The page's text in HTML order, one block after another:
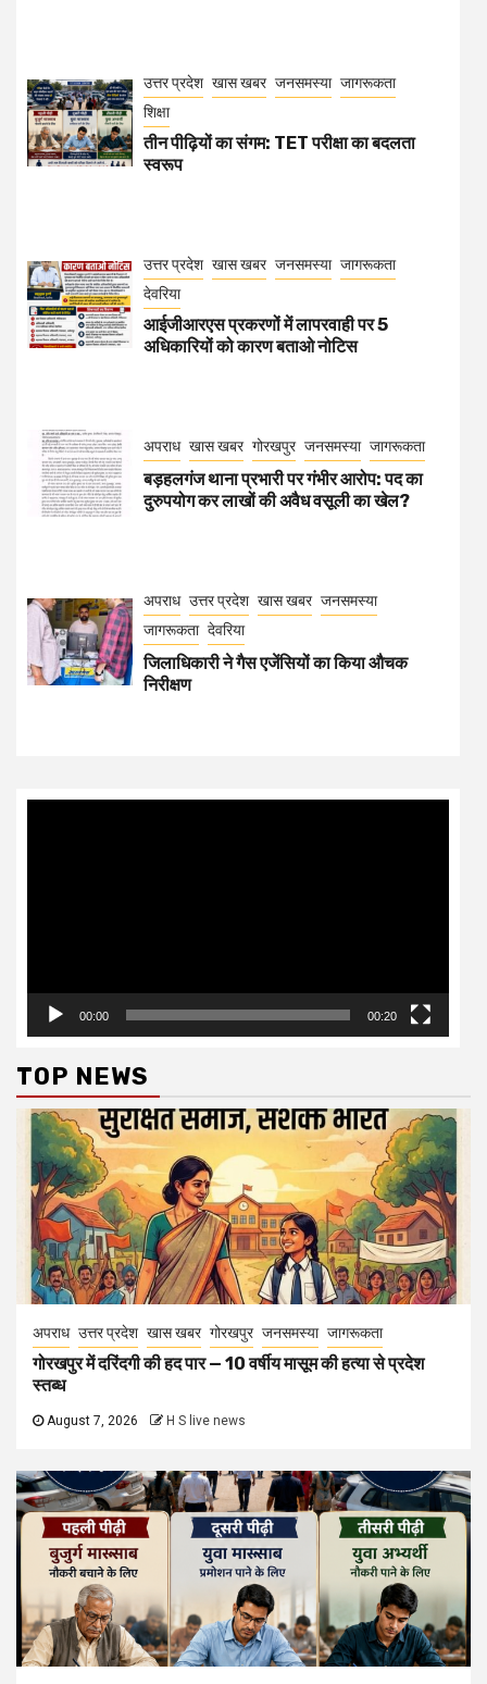
उत्तर प्रदेश खास खबर जनसमस्या जागरूकता
शिक्षा
तीन पीढ़ियों का संगम: TET परीक्षा का बदलता
स्वरूप
उत्तर प्रदेश खास खबर जनसमस्या जागरूकता
देवरिया
आईजीआरएस प्रकरणों में लापरवाही पर 5
अधिकारियों को कारण बताओ नोटिस
अपराध खास खबर गोरखपुर जनसमस्या जागरूकता
बड़हलगंज थाना प्रभारी पर गंभीर आरोप: पद का
दुरुपयोग कर लाखों की अवैध वसूली का खेल?
अपराध उत्तर प्रदेश खास खबर जनसमस्या
जागरूकता देवरिया
जिलाधिकारी ने गैस एजेंसियों का किया औचक
निरीक्षण
00:00 00:20
TOP NEWS
अपराध उत्तर प्रदेश खास खबर गोरखपुर जनसमस्या जागरूकता
गोरखपुर में दरिंदगी की हद पार — 10 वर्षीय मासूम की हत्या से प्रदेश
स्तब्ध
August 7, 2026 H S live news